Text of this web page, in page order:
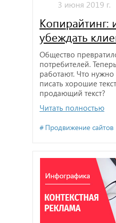
3 июня 2019 г.
Копирайтинг:
убеждать
Общество
потребителей.
работают. Что нужно
писать хорошие
продающий текст?
Читать полностью
Продвижение сайтов